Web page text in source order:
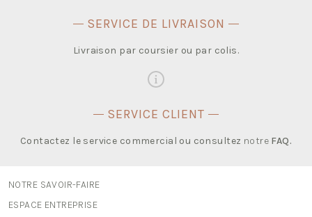
SERVICE DE LIVRAISON
Livraison par coursier ou par colis.
SERVICE CLIENT
Contactez le service commercial ou consultez notre FAQ.
NOTRE SAVOIR-FAIRE
ESPACE ENTREPRISE